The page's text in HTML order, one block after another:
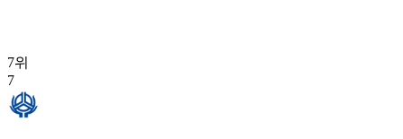
7위
7